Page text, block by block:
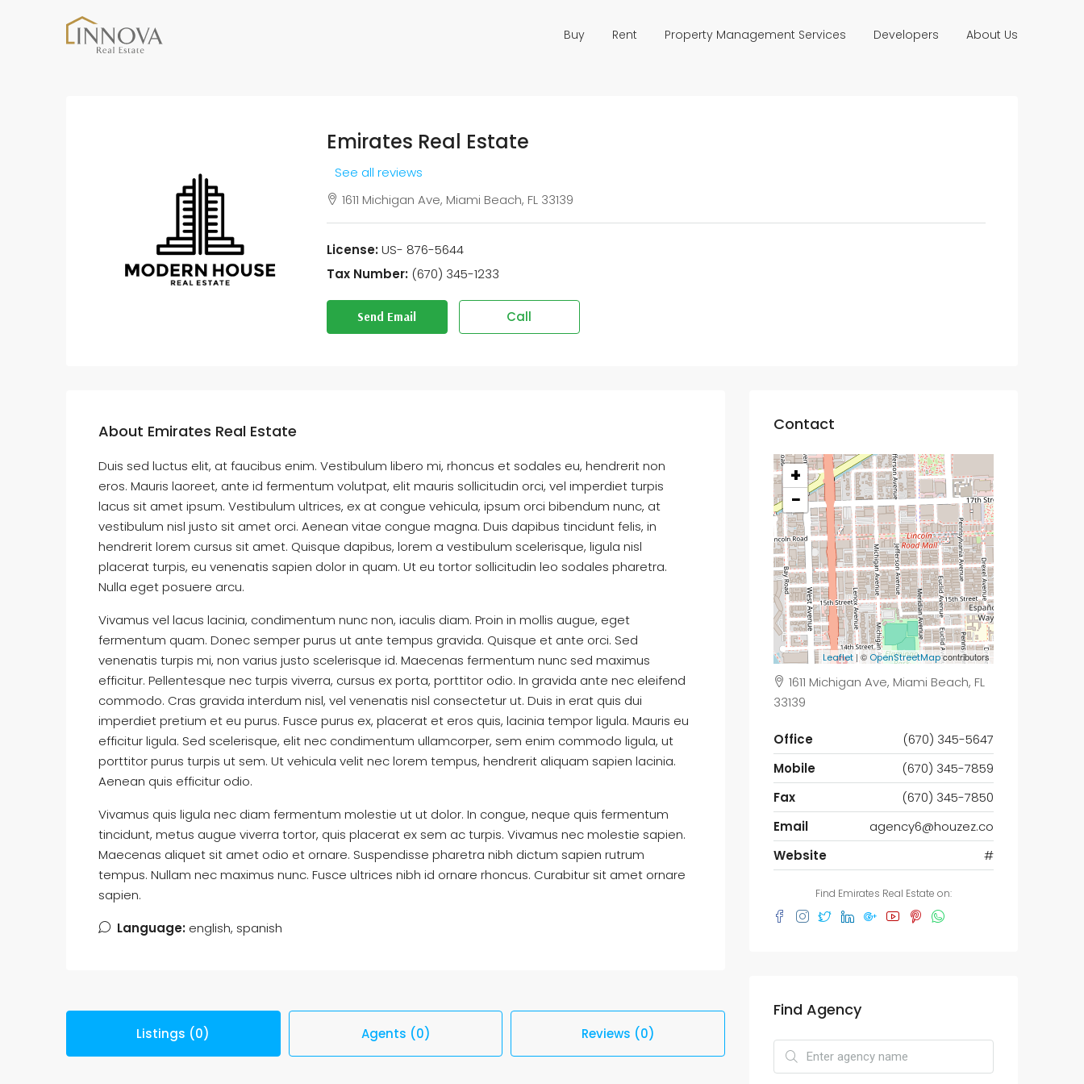
Buy Rent Property Management Services Developers About Us
Emirates Real Estate
See all reviews
1611 Michigan Ave, Miami Beach, FL 33139
License:US- 876-5644
Tax Number:(670) 345-1233
Send Email Call
About Emirates Real Estate
Duis sed luctus elit, at faucibus enim. Vestibulum libero mi, rhoncus et sodales eu, hendrerit non
eros. Mauris laoreet, ante id fermentum volutpat, elit mauris sollicitudin orci, vel imperdiet turpis
lacus sit amet ipsum. Vestibulum ultrices, ex at congue vehicula, ipsum orci bibendum nunc, at
vestibulum nisl justo sit amet orci. Aenean vitae congue magna. Duis dapibus tincidunt felis, in
hendrerit lorem cursus sit amet. Quisque dapibus, lorem a vestibulum scelerisque, ligula nisl
placerat turpis, eu venenatis sapien dolor in quam. Ut eu tortor sollicitudin leo sodales pharetra.
Nulla eget posuere arcu.
Vivamus vel lacus lacinia, condimentum nunc non, iaculis diam. Proin in mollis augue, eget
fermentum quam. Donec semper purus ut ante tempus gravida. Quisque et ante orci. Sed
venenatis turpis mi, non varius justo scelerisque id. Maecenas fermentum nunc sed maximus
efficitur. Pellentesque nec turpis viverra, cursus ex porta, porttitor odio. In gravida ante nec eleifend
commodo. Cras gravida interdum nisl, vel venenatis nisl consectetur ut. Duis in erat quis dui
imperdiet pretium et eu purus. Fusce purus ex, placerat et eros quis, lacinia tempor ligula. Mauris eu
efficitur ligula. Sed scelerisque, elit nec condimentum ullamcorper, sem enim commodo ligula, ut
porttitor purus turpis ut sem. Ut vehicula velit nec lorem tempus, hendrerit aliquam sapien lacinia.
Aenean quis efficitur odio.
Vivamus quis ligula nec diam fermentum molestie ut ut dolor. In congue, neque quis fermentum
tincidunt, metus augue viverra tortor, quis placerat ex sem ac turpis. Vivamus nec molestie sapien.
Maecenas aliquet sit amet odio et ornare. Suspendisse pharetra nibh dictum sapien rutrum
tempus. Nullam nec maximus nunc. Fusce ultrices nibh id ornare rhoncus. Curabitur sit amet ornare
sapien.
Language: english, spanish
Listings (0) Agents (0) Reviews (0)
Contact
+
−
Leaflet| © OpenStreetMapcontributors
1611 Michigan Ave, Miami Beach, FL
33139
Office
(670) 345-5647
Mobile
(670) 345-7859
Fax
(670) 345-7850
Email
agency6@houzez.co
Website
#
Find Emirates Real Estate on:
Find Agency